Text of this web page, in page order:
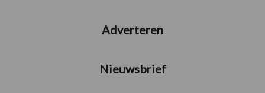
Adverteren
Nieuwsbrief